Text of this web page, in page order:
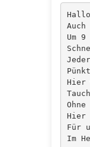
Um
Hier
Hier
Für
Im